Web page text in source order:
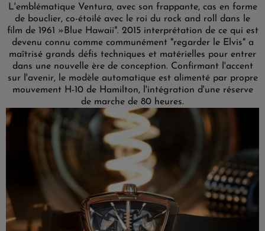
L'emblématique Ventura, avec son frappante, cas en forme
de bouclier, co-étoilé avec le roi du rock and roll dans le
film de 1961 »Blue Hawaii". 2015 interprétation de ce qui est
devenu connu comme communément "regarder le Elvis" a
maîtrisé grands défis techniques et matérielles pour entrer
dans une nouvelle ère de conception. Confirmant l'accent
sur l'avenir, le modèle automatique est alimenté par propre
mouvement H-10 de Hamilton, l'intégration d'une réserve
de marche de 80 heures.